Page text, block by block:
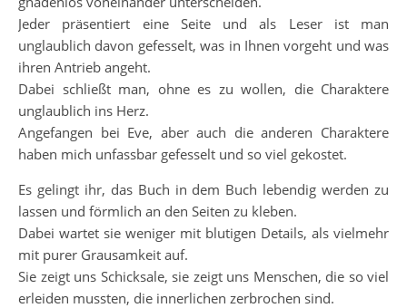
Jeder präsentiert eine Seite und als Leser ist man
unglaublich davon gefesselt, was in Ihnen vorgeht und was
ihren Antrieb angeht.
Dabei schließt man, ohne es zu wollen, die Charaktere
unglaublich ins Herz.
Angefangen bei Eve, aber auch die anderen Charaktere
haben mich unfassbar gefesselt und so viel gekostet.
Es gelingt ihr, das Buch in dem Buch lebendig werden zu
lassen und förmlich an den Seiten zu kleben.
Dabei wartet sie weniger mit blutigen Details, als vielmehr
mit purer Grausamkeit auf.
Sie zeigt uns Schicksale, sie zeigt uns Menschen, die so viel
erleiden mussten, die innerlichen zerbrochen sind.